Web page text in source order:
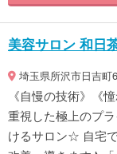
美容サロン 和日
埼玉県所沢市日吉町
《自慢の技術》《
重視した極上のプ
けるサロン☆ 自宅